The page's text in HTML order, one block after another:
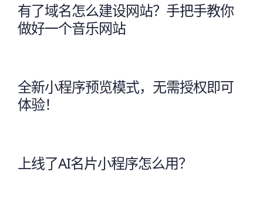
有了域名怎么建设网站？手把手教你
做好一个音乐网站
全新小程序预览模式，无需授权即可
体验！
上线了AI名片小程序怎么用？